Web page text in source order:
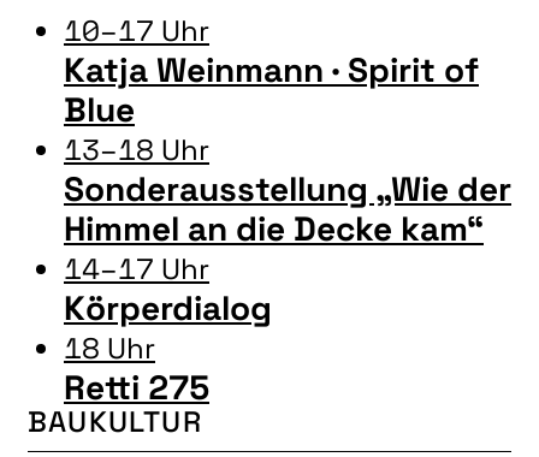
KUNSTHAUS R3
SPECKDRUMM HALLE
BEWERBUNG
UNSERE MITGLIEDER
UNSERE KÜNSTLER*INNEN
VERANSTALTUNGEN UNSERER MITGLIEDER
BEFREUNDETE KUNSTVEREINE
10–17 Uhr
Katja Weinmann · Spirit of
Blue
13–18 Uhr
Sonderausstellung „Wie der
Himmel an die Decke kam“
14–17 Uhr
Körperdialog
18 Uhr
Retti 275
BAUKULTUR